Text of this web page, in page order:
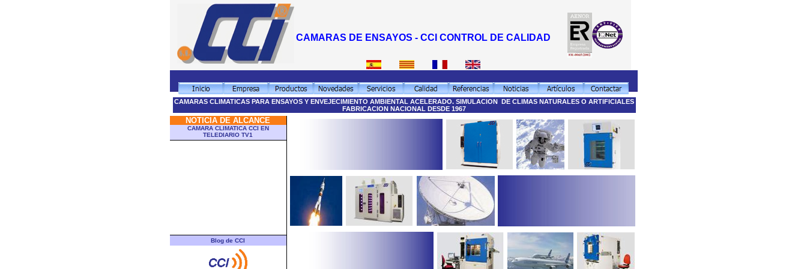
CAMARAS DE ENSAYOS - CCI CONTROL DE CALIDAD
CAMARAS CLIMATICAS PARA ENSAYOS Y ENVEJECIMIENTO AMBIENTAL ACELERADO. SIMULACION DE CLIMAS NATURALES O ARTIFICIALES
FABRICACION NACIONAL DESDE 1967
NOTICIA DE ALCANCE
CAMARA CLIMATICA CCI EN
TELEDIARIO TV1
Blog de CCI